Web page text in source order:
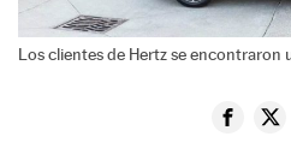
Los clientes de Hertz se encontraron